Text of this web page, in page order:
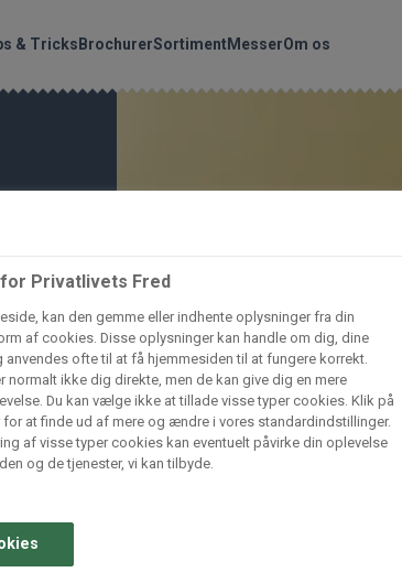
& TricksBrochurerSortimentMesserOm os
Søgprodukter
BC Catering A/S
L. C. Lauritzen A/S
Vaffelgrossisten
dine favoritter!
af favoritopskrifter eller produkter.
Marcipan's professionelle fællesskab og få
hvor som helst.
Log ind Opret profil
Privatlivets Fred
kan den gemme eller indhente oplysninger fra din
af cookies. Disse oplysninger kan handle om dig, dine
ofte til at få hjemmesiden til at fungere korrekt.
normalt ikke dig direkte, men de kan give dig en mere
Du kan vælge ikke at tillade visse typer cookies. Klik på
at finde ud af mere og ændre i vores standardindstillinger.
af visse typer cookies kan eventuelt påvirke din oplevelse
og de tjenester, vi kan tilbyde.